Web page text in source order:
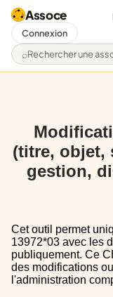
Assoce
Rechercher une
Connexion
(titre, objet,
gestion,
Cet outil permet uniquement de pré-remplir le CERFA
13972*03 avec les
publiquement. Ce
des modifications
l'administration